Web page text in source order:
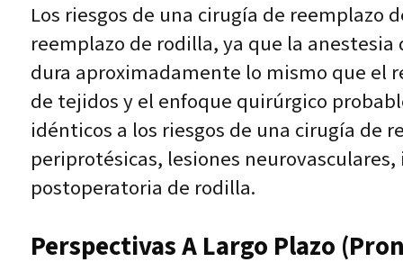
Los riesgos de una cirugía de reemplazo
reemplazo de rodilla, ya que la
dura aproximadamente lo mismo que el
de tejidos y el enfoque quirúrgico
idénticos a los riesgos de una cirugía de
periprotésicas, lesiones
postoperatoria de rodilla.
Perspectivas A Largo Plazo